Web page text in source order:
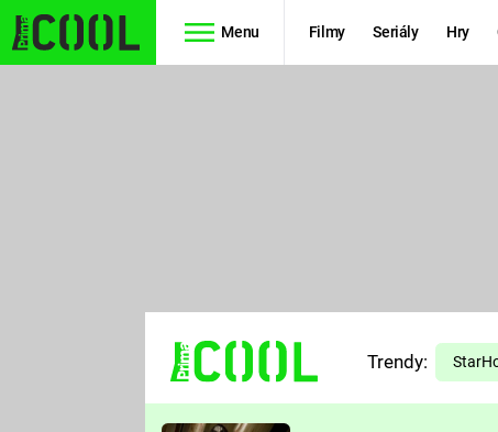
Menu Filmy Seriály Hry
TŘESKU
PREDÁTOR
Trendy: